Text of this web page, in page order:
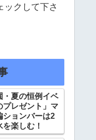
ックして下さ
・夏の恒例イベ
プレゼント」マ
ションバーは2
を楽しむ！